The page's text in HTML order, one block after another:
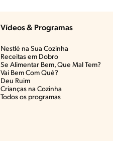
Vídeos & Programas​
Nestlé na Sua Cozinha
Receitas em Dobro
Se Alimentar Bem, Que Mal Tem?​
Vai Bem Com Quê?​
Deu Ruim​
Crianças na Cozinha​
Todos os programas